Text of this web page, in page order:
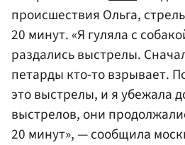
происшествия Ольга,
20 минут. «Я гуляла с
раздались выстрелы.
петарды кто-то взрывает.
это выстрелы, и я убежала
выстрелов, они
20 минут», — сообщила